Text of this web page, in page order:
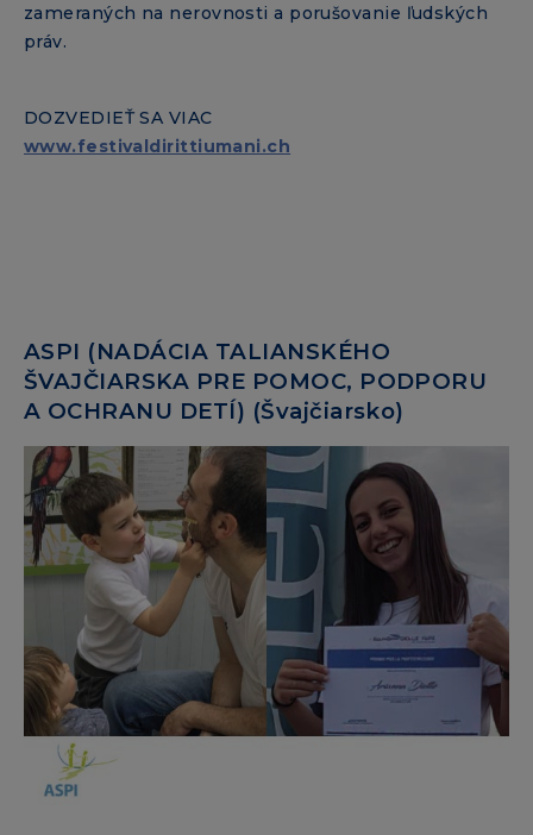
zameraných na nerovnosti a porušovanie ľudských
práv.
DOZVEDIEŤ SA VIAC
www.festivaldirittiumani.ch
ASPI (NADÁCIA TALIANSKÉHO
ŠVAJČIARSKA PRE POMOC, PODPORU
A OCHRANU DETÍ) (Švajčiarsko)